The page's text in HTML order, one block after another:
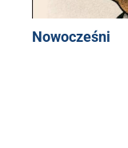
Nowocześni